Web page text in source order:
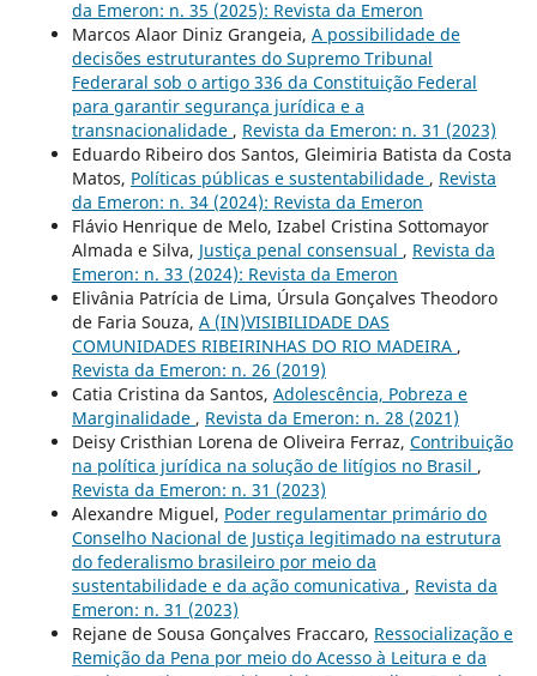
da Emeron: n. 35 (2025): Revista da Emeron
Marcos Alaor Diniz Grangeia, A possibilidade de
decisões estruturantes do Supremo Tribunal
Federaral sob o artigo 336 da Constituição Federal
para garantir segurança jurídica e a
transnacionalidade , Revista da Emeron: n. 31 (2023)
Eduardo Ribeiro dos Santos, Gleimiria Batista da Costa
Matos, Políticas públicas e sustentabilidade , Revista
da Emeron: n. 34 (2024): Revista da Emeron
Flávio Henrique de Melo, Izabel Cristina Sottomayor
Almada e Silva, Justiça penal consensual , Revista da
Emeron: n. 33 (2024): Revista da Emeron
Elivânia Patrícia de Lima, Úrsula Gonçalves Theodoro
de Faria Souza, A (IN)VISIBILIDADE DAS
COMUNIDADES RIBEIRINHAS DO RIO MADEIRA ,
Revista da Emeron: n. 26 (2019)
Catia Cristina da Santos, Adolescência, Pobreza e
Marginalidade , Revista da Emeron: n. 28 (2021)
Deisy Cristhian Lorena de Oliveira Ferraz, Contribuição
na política jurídica na solução de litígios no Brasil ,
Revista da Emeron: n. 31 (2023)
Alexandre Miguel, Poder regulamentar primário do
Conselho Nacional de Justiça legitimado na estrutura
do federalismo brasileiro por meio da
sustentabilidade e da ação comunicativa , Revista da
Emeron: n. 31 (2023)
Rejane de Sousa Gonçalves Fraccaro, Ressocialização e
Remição da Pena por meio do Acesso à Leitura e da